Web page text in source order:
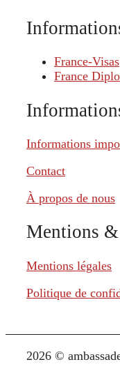
France-Visas
France
Informations
Contact
À propos de nous
Mentions
Mentions légales
Politique de
2026 ©